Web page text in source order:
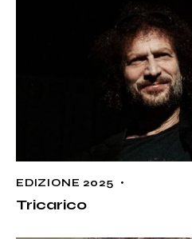
EDIZIONE 2025
Tricarico